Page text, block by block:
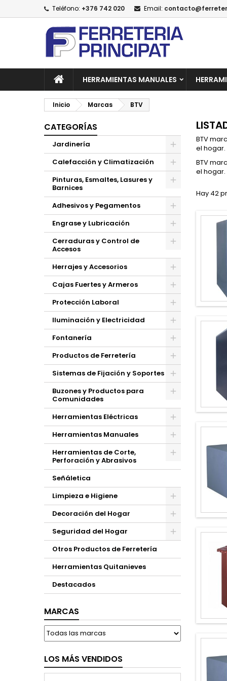
Teléfono: +376 742 020 Email:
HERRAMIENTAS MANUALES
Inicio Marcas BTV
CATEGORÍAS
Jardinería
Calefacción y Climatización
Pinturas, Esmaltes, Lasures y
Barnices
Adhesivos y Pegamentos
Engrase y Lubricación
Cerraduras y Control de
Accesos
Herrajes y Accesorios
Cajas Fuertes y Armeros
Protección Laboral
Iluminación y Electricidad
Fontanería
Productos de Ferretería
Sistemas de Fijación y Soportes
Buzones y Productos para
Comunidades
Herramientas Eléctricas
Herramientas Manuales
Herramientas de Corte,
Perforación y Abrasivos
Señáletica
Limpieza e Higiene
Decoración del Hogar
Seguridad del Hogar
Otros Productos de Ferretería
Herramientas Quitanieves
Destacados
MARCAS
LOS MÁS VENDIDOS
BTV
el hogar.
BTV
el hogar.
Hay 42